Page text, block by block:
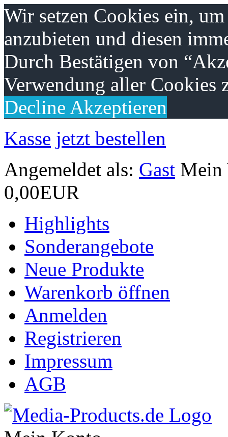
Wir setzen Cookies ein,
anzubieten und diesen
Durch Bestätigen von
Verwendung aller Cookies
Decline Akzeptieren
Kasse jetzt bestellen
Angemeldet als: Gast Mein
0,00EUR
Highlights
Sonderangebote
Neue Produkte
Warenkorb öffnen
Anmelden
Registrieren
Impressum
AGB